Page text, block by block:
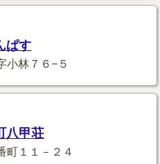
ぱす
小林７６−５
八甲荘
町１１－２４